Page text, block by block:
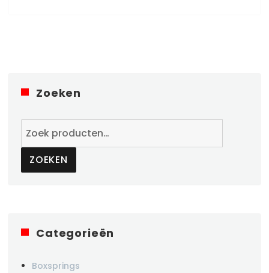
Zoeken
naar:
ZOEKEN
Categorieën
Boxsprings